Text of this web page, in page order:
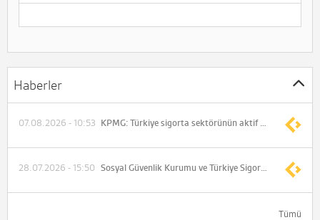
Haberler
KPMG: Türkiye sigorta sektörünün aktif büyüklüğü 4 trilyon TL'ye yaklaştı
07.08.2026 - 10:53
Sosyal Güvenlik Kurumu ve Türkiye Sigorta iş birliği ile SGK emeklilerine yeni bir kampanya hayata geçirildi
28.07.2026 - 15:50
Tümü